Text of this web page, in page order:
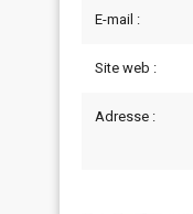
E-mail :
Site web :
Adresse :